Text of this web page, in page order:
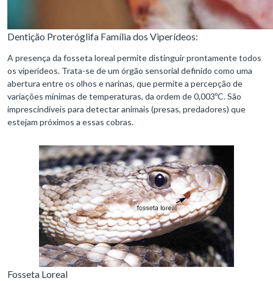
Dentição Proteróglifa Família dos Viperídeos:
A presença da fosseta loreal permite distinguir prontamente todos
os viperídeos. Trata-se de um órgão sensorial definido como uma
abertura entre os olhos e narinas, que permite a percepção de
variações mínimas de temperaturas, da ordem de 0,003ºC. São
imprescindíveis para detectar animais (presas, predadores) que
estejam próximos a essas cobras.
Fosseta Loreal